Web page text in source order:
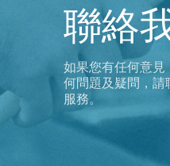
聯絡
如果您有任何意見
何問題及疑問，請
服務。